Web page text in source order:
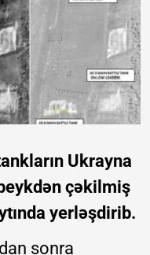
Ukrayna
çəkilmiş
yerləşdirib.
sonra